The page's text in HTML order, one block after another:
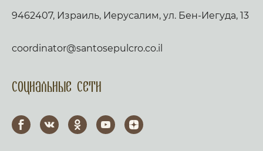
9462407, Израиль, Иерусалим, ул. Бен-Иегуда, 13
coordinator@santosepulcro.co.il
Социальные сети